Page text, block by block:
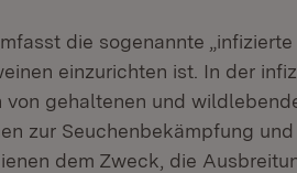
die sogenannte
einzurichten ist. In der
gehaltenen und
zur Seuchenbekämpfung
dem Zweck, die